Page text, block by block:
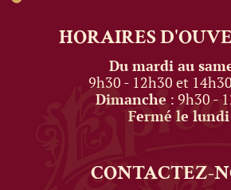
HORAIRES
Du mardi au
9h30 - 12h30 et
Dimanche : 9h30 -
Fermé le lundi
CONTACTEZ-